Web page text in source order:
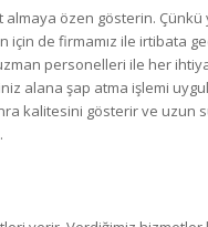
özen gösterin. Çünkü
için de firmamız ile irtibata
personelleri ile her
alana şap atma işlemi
kalitesini gösterir ve uzun